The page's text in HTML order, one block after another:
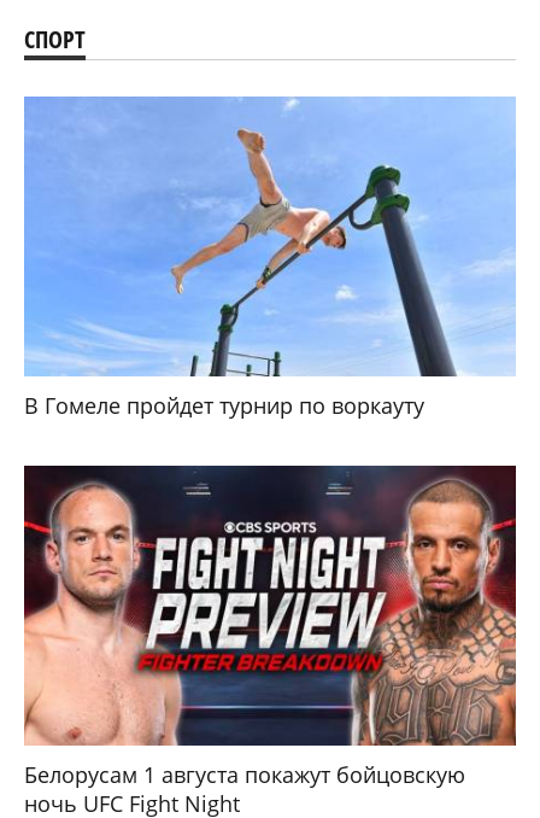
СПОРТ
В Гомеле пройдет турнир по воркауту
Белорусам 1 августа покажут бойцовскую
ночь UFC Fight Night